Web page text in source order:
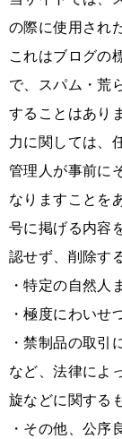
の際に使用され
これはブログの
で、スパム・荒
することはあり
力に関しては、
管理人が事前に
なりますことを
号に掲げる内容
認せず、削除す
・特定の自然人
・極度にわいせ
・禁制品の取
など、法律によ
旋などに関する
・その他、公序